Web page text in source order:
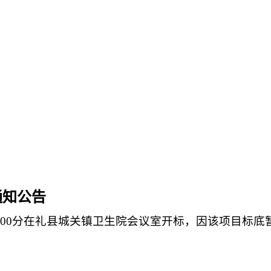
公告
分在礼县城关镇卫生院会议室开标，因该项目标底